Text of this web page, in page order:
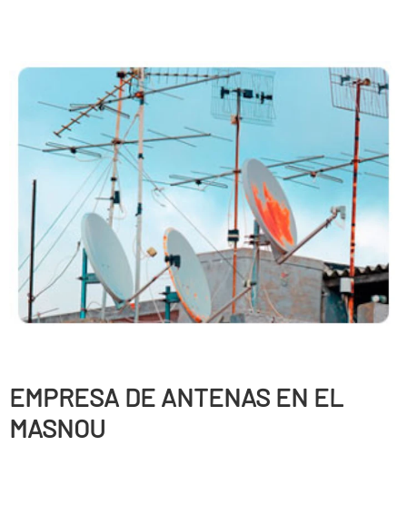
EMPRESA DE ANTENAS EN EL
MASNOU